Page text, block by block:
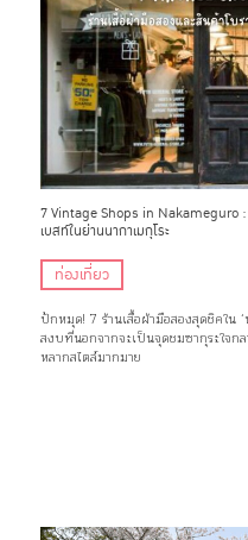
7 Vintage Shops in Nakameguro :
เบสท์ในย่านนากาเมกุโระ
ท่องเที่ยว
ปักหมุด! 7 ร้านเสื้อผ้ามือสองสุดชิคใน ‘
สงบที่นอกจากจะเป็นจุดชมซากุระใจก
หลากสไตล์มากมาย